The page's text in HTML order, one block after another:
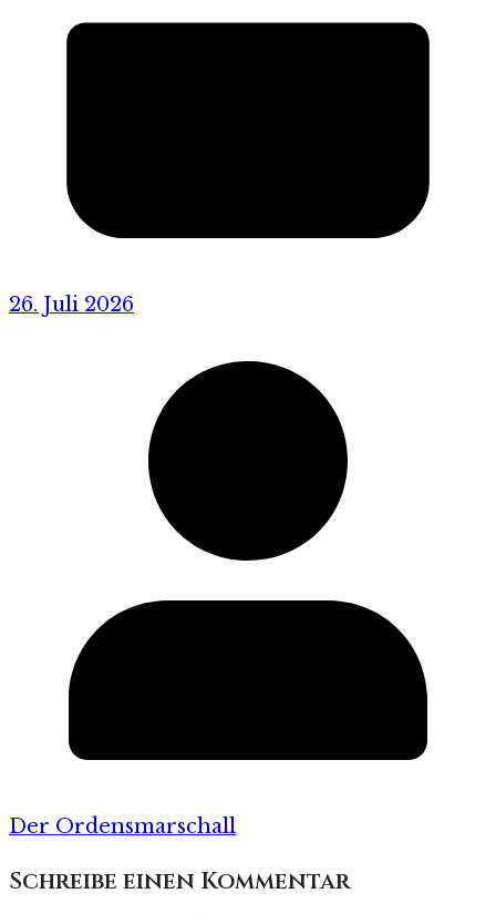
26. Juli 2026
Der Ordensmarschall
Schreibe einen Kommentar